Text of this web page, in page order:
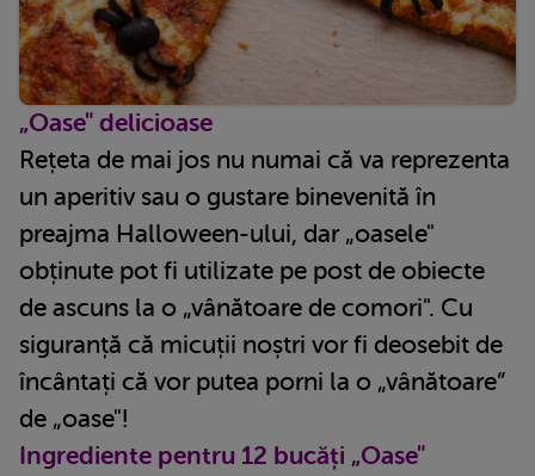
„Oase" delicioase
Rețeta de mai jos nu numai că va reprezenta
un aperitiv sau o gustare binevenită în
preajma Halloween-ului, dar „oasele"
obținute pot fi utilizate pe post de obiecte
de ascuns la o „vânătoare de comori". Cu
siguranță că micuții noștri vor fi deosebit de
încântați că vor putea porni la o „vânătoare”
de „oase"!
Ingrediente pentru 12 bucăți „Oase"